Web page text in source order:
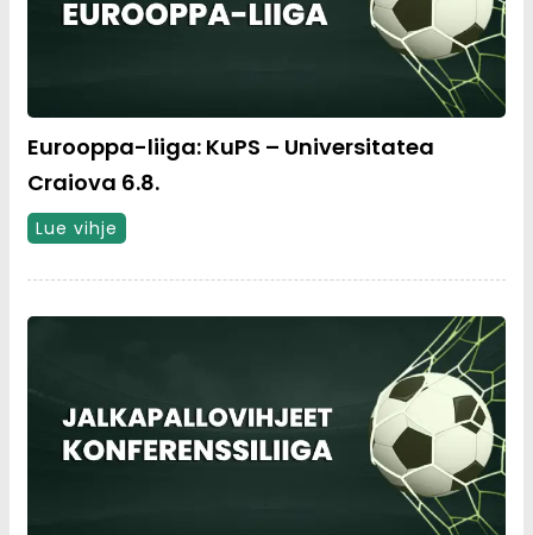
Eurooppa-liiga: KuPS – Universitatea
Craiova 6.8.
Lue vihje